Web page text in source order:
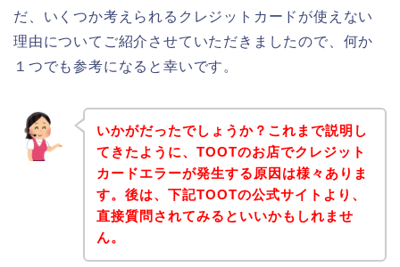
だ、いくつか考えられるクレジットカードが使えない
理由についてご紹介させていただきましたので、何か
１つでも参考になると幸いです。
いかがだったでしょうか？これまで説明し
てきたように、TOOTのお店でクレジット
カードエラーが発生する原因は様々ありま
す。後は、下記TOOTの公式サイトより、
直接質問されてみるといいかもしれませ
ん。